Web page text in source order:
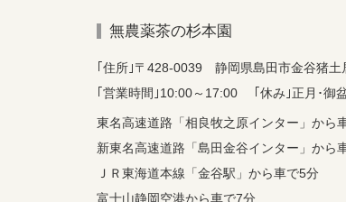
無農薬茶の杉本園
｢住所｣〒428-0039 静岡県島田市金谷猪土
｢営業時間｣10:00～17:00 ｢休み｣正月･御
東名高速道路「相良牧之原インター」から
新東名高速道路「島田金谷インター」から
ＪＲ東海道本線「金谷駅」から車で5分
富士山静岡空港から車で7分